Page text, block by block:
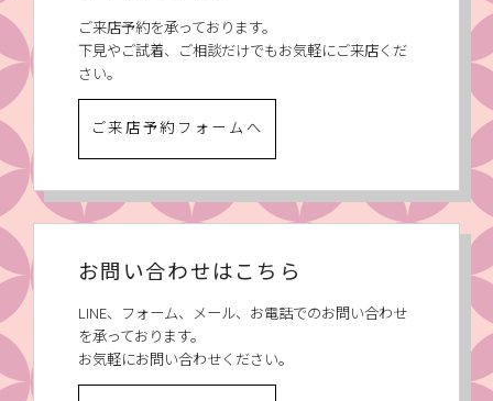
ご来店予約を承っております。
下見やご試着、ご相談だけでもお気軽にご来店くだ
さい。
ご来店予約フォームへ
お問い合わせはこちら
LINE、フォーム、メール、お電話でのお問い合わせ
を承っております。
お気軽にお問い合わせください。